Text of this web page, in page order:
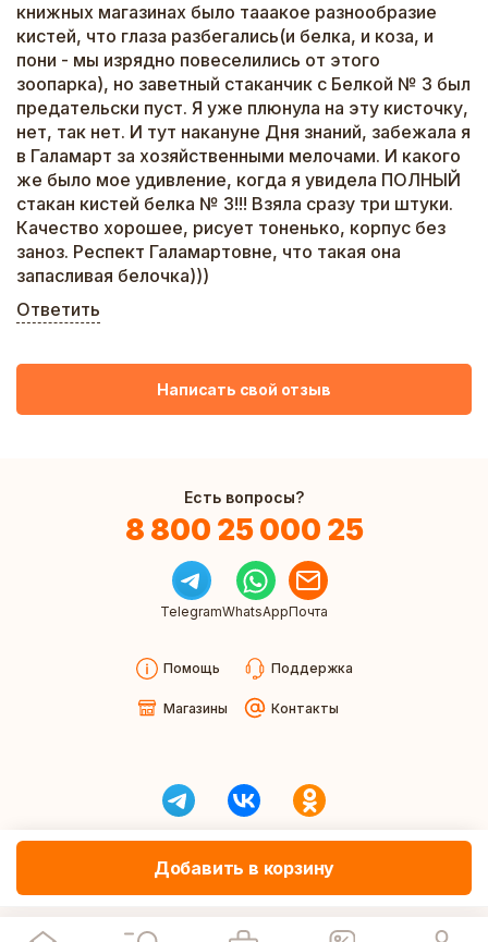
Добавить в корзину
книжных магазинах было тааакое разнообразие
кистей, что глаза разбегались(и белка, и коза, и
пони - мы изрядно повеселились от этого
зоопарка), но заветный стаканчик с Белкой № 3 был
предательски пуст. Я уже плюнула на эту кисточку,
нет, так нет. И тут накануне Дня знаний, забежала я
в Галамарт за хозяйственными мелочами. И какого
же было мое удивление, когда я увидела ПОЛНЫЙ
стакан кистей белка № 3!!! Взяла сразу три штуки.
Качество хорошее, рисует тоненько, корпус без
заноз. Респект Галамартовне, что такая она
запасливая белочка)))
Ответить
Написать свой отзыв
Есть вопросы?
8 800 25 000 25
TelegramWhatsAppПочта
Помощь Поддержка
Магазины Контакты